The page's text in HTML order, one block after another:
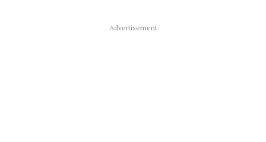
Advertisement